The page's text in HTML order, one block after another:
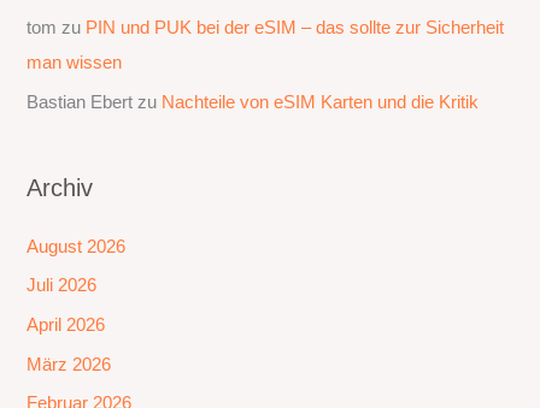
tom zu PIN und PUK bei der eSIM – das sollte zur Sicherheit
man wissen
Bastian Ebert zu Nachteile von eSIM Karten und die Kritik
Archiv
August 2026
Juli 2026
April 2026
März 2026
Februar 2026